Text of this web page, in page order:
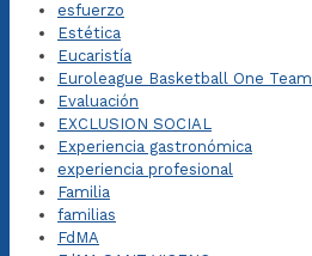
esfuerzo
Estética
Eucaristía
Euroleague Basketball One Team
Evaluación
EXCLUSION SOCIAL
Experiencia gastronómica
experiencia profesional
Familia
familias
FdMA